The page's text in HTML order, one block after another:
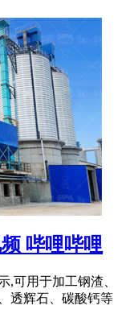
哔哩哔哩
,可用于加工钢渣、
透辉石、碳酸钙等